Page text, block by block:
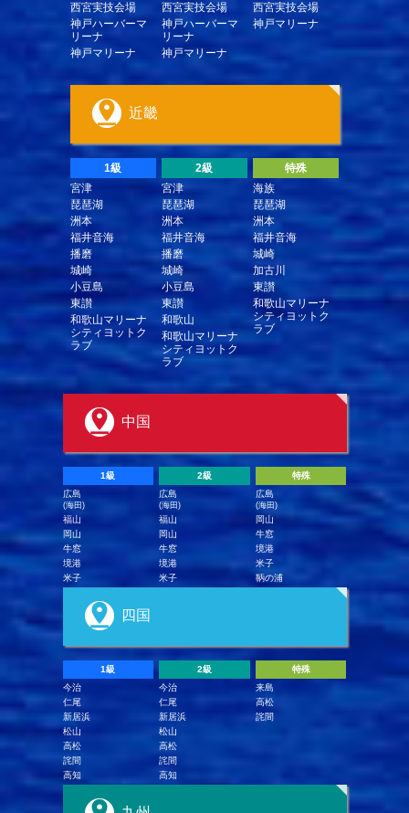
西宮実技会場
神戸ハーバーマ
リーナ
神戸マリーナ
西宮実技会場
神戸ハーバーマ
リーナ
神戸マリーナ
西宮実技会場
神戸マリーナ
近畿
1級
宮津
琵琶湖
洲本
福井音海
播磨
城崎
小豆島
東讃
和歌山マリーナ
シティヨットク
ラブ
2級
宮津
琵琶湖
洲本
福井音海
播磨
城崎
小豆島
東讃
和歌山
和歌山マリーナ
シティヨットク
ラブ
特殊
海族
琵琶湖
洲本
福井音海
城崎
加古川
東讃
和歌山マリーナ
シティヨットク
ラブ
中国
1級
広島
(海田)
福山
岡山
牛窓
境港
米子
2級
広島
(海田)
福山
岡山
牛窓
境港
米子
特殊
広島
(海田)
岡山
牛窓
境港
米子
鞆の浦
四国
1級
今治
仁尾
新居浜
松山
高松
詫間
高知
2級
今治
仁尾
新居浜
松山
高松
詫間
高知
特殊
来島
高松
詫間